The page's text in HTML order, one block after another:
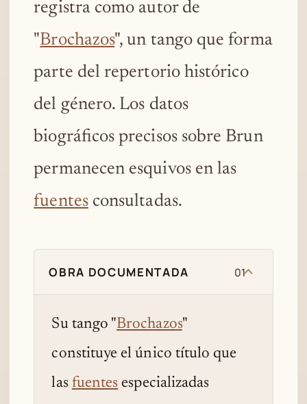
registra como autor de
"Brochazos", un tango que forma
parte del repertorio histórico
del género. Los datos
biográficos precisos sobre Brun
permanecen esquivos en las
fuentesconsultadas.
OBRA DOCUMENTADA 01
Su tango "Brochazos"
constituye el único título que
las fuentes especializadas